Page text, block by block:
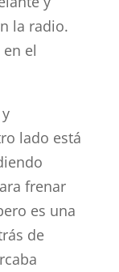
la radio.
el
lado está
frenar
es una
de